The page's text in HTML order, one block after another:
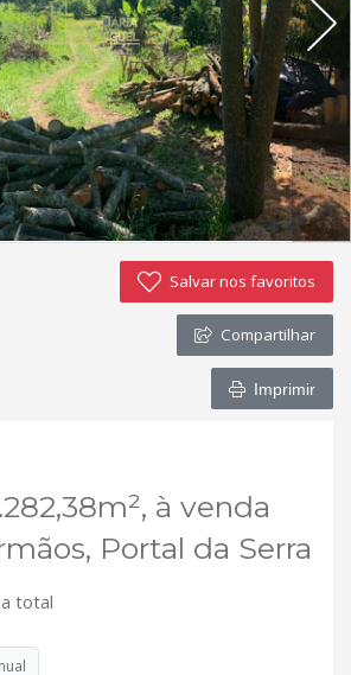
Salvar nos favoritos
Compartilhar
Imprimir
à venda
Portal da Serra
total